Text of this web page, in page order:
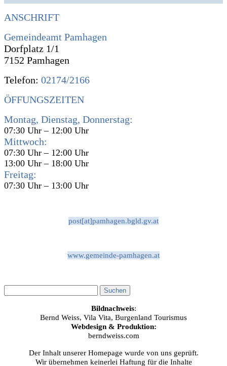
ANSCHRIFT
Gemeindeamt Pamhagen
Dorfplatz 1/1
7152 Pamhagen
Telefon: 02174/2166
ÖFFUNGSZEITEN
Montag, Dienstag, Donnerstag:
07:30 Uhr – 12:00 Uhr
Mittwoch:
07:30 Uhr – 12:00 Uhr
13:00 Uhr – 18:00 Uhr
Freitag:
07:30 Uhr – 13:00 Uhr
post[at]pamhagen.bgld.gv.at
www.gemeinde-pamhagen.at
Bildnachweis:
Bernd Weiss, Vila Vita, Burgenland Tourismus
Webdesign & Produktion:
berndweiss.com
Der Inhalt unserer Homepage wurde von uns geprüft.
Wir übernehmen keinerlei Haftung für die Inhalte